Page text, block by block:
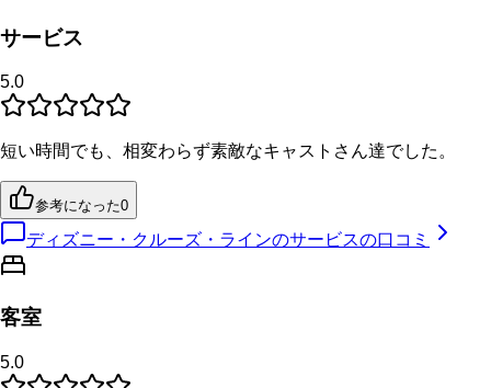
サービス
5.0
短い時間でも、相変わらず素敵なキャストさん達でした。
参考になった0
ディズニー・クルーズ・ラインのサービスの口コミ
客室
5.0